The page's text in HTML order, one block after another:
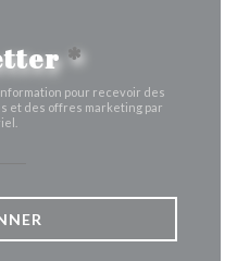
*
pour recevoir des
et des offres marketing par